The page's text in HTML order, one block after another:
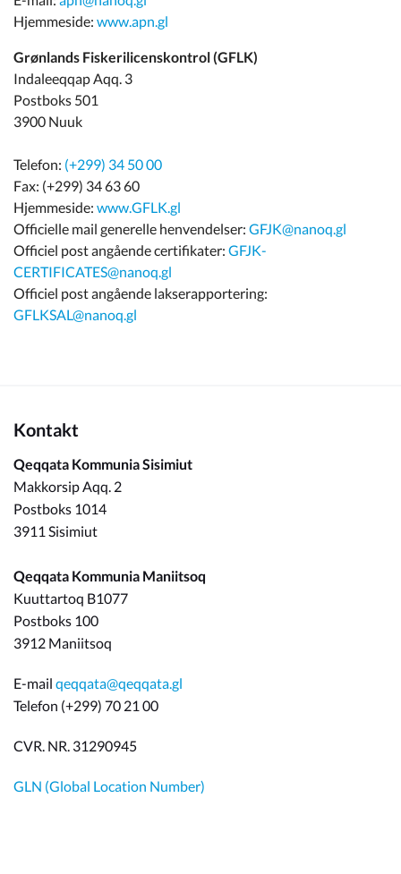
Hjemmeside: www.apn.gl
Grønlands Fiskerilicenskontrol (GFLK)
Indaleeqqap Aqq. 3
Postboks 501
3900 Nuuk
Telefon: (+299) 34 50 00
Fax: (+299) 34 63 60
Hjemmeside: www.GFLK.gl
Officielle mail generelle henvendelser: GFJK@nanoq.gl
Officiel post angående certifikater: GFJK-
CERTIFICATES@nanoq.gl
Officiel post angående lakserapportering:
GFLKSAL@nanoq.gl
Kontakt
Qeqqata Kommunia Sisimiut
Makkorsip Aqq. 2
Postboks 1014
3911 Sisimiut
Qeqqata Kommunia Maniitsoq
Kuuttartoq B1077
Postboks 100
3912 Maniitsoq
E-mail qeqqata@qeqqata.gl
Telefon (+299) 70 21 00
CVR. NR. 31290945
GLN (Global Location Number)